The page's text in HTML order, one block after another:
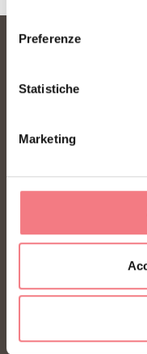
Preferenze
Statistiche
Marketing
Piazza Santo Stefano
32100 Belluno - Italia